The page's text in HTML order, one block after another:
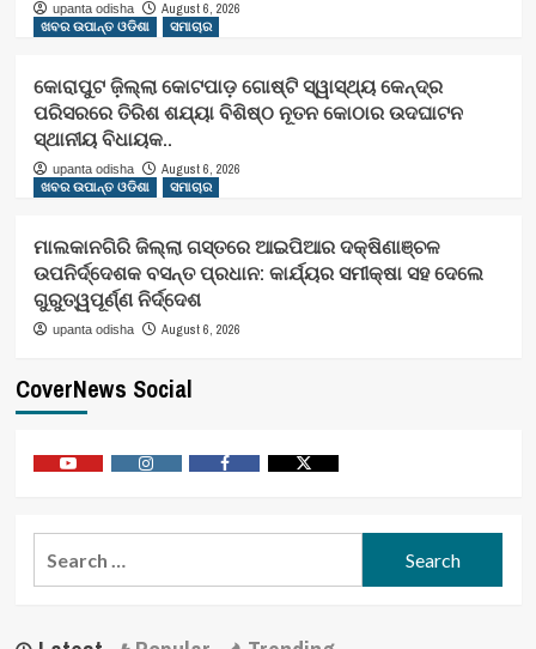
upanta odisha
August 6, 2026
ଖବର ଉପାନ୍ତ ଓଡିଶା
ସମାଚାର
କୋରାପୁଟ ଜ଼ିଲ୍ଲା କୋଟପାଡ଼ ଗୋଷ୍ଟି ସ୍ୱାସ୍ଥ୍ୟ କେନ୍ଦ୍ର
ପରିସରରେ ତିରିଶ ଶଯ୍ୟା ବିଶିଷ୍ଠ ନୂତନ କୋଠାର ଉଦଘାଟନ
ସ୍ଥାନୀୟ ବିଧାୟକ..
upanta odisha
August 6, 2026
ଖବର ଉପାନ୍ତ ଓଡିଶା
ସମାଚାର
ମାଲକାନଗିରି ଜିଲ୍ଲା ଗସ୍ତରେ ଆଇପିଆର ଦକ୍ଷିଣାଞ୍ଚଳ
ଉପନିର୍ଦ୍ଦେଶକ ବସନ୍ତ ପ୍ରଧାନ: କାର୍ଯ୍ୟର ସମୀକ୍ଷା ସହ ଦେଲେ
ଗୁରୁତ୍ୱପୂର୍ଣ୍ଣ ନିର୍ଦ୍ଦେଶ
upanta odisha August 6, 2026
CoverNews Social